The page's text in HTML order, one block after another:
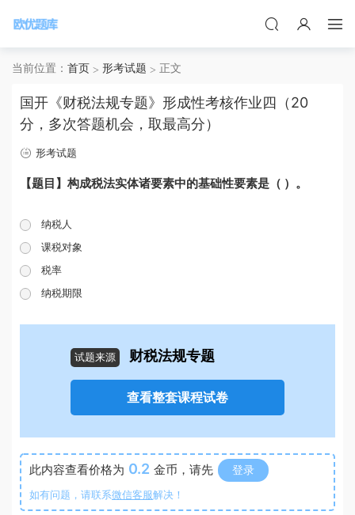
当前位置： 首页 形考试题 正文
国开《财税法规专题》形成性考核作业四（20
分，多次答题机会，取最高分）
形考试题
【题目】构成税法实体诸要素中的基础性要素是（ ）。
纳税人
课税对象
税率
纳税期限
试题来源 财税法规专题
查看整套课程试卷
此内容查看价格为 0.2 金币，请先 登录
如有问题，请联系微信客服解决！